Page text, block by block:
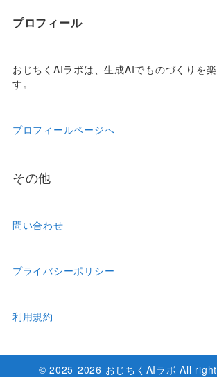
プロフィール
おじちくAIラボは、生成AIでものづくりを
す。
プロフィールページへ
その他
問い合わせ
プライバシーポリシー
利用規約
© 2025-2026 おじちくAIラボ All